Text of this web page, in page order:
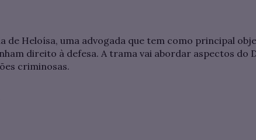
de Heloísa, uma advogada que tem como principal
direito à defesa. A trama vai abordar aspectos do
criminosas.